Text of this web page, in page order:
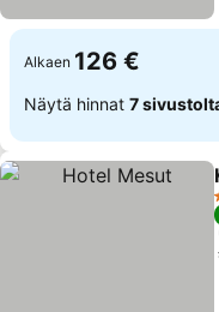
Alkaen 126 €
Näytä hinnat 7